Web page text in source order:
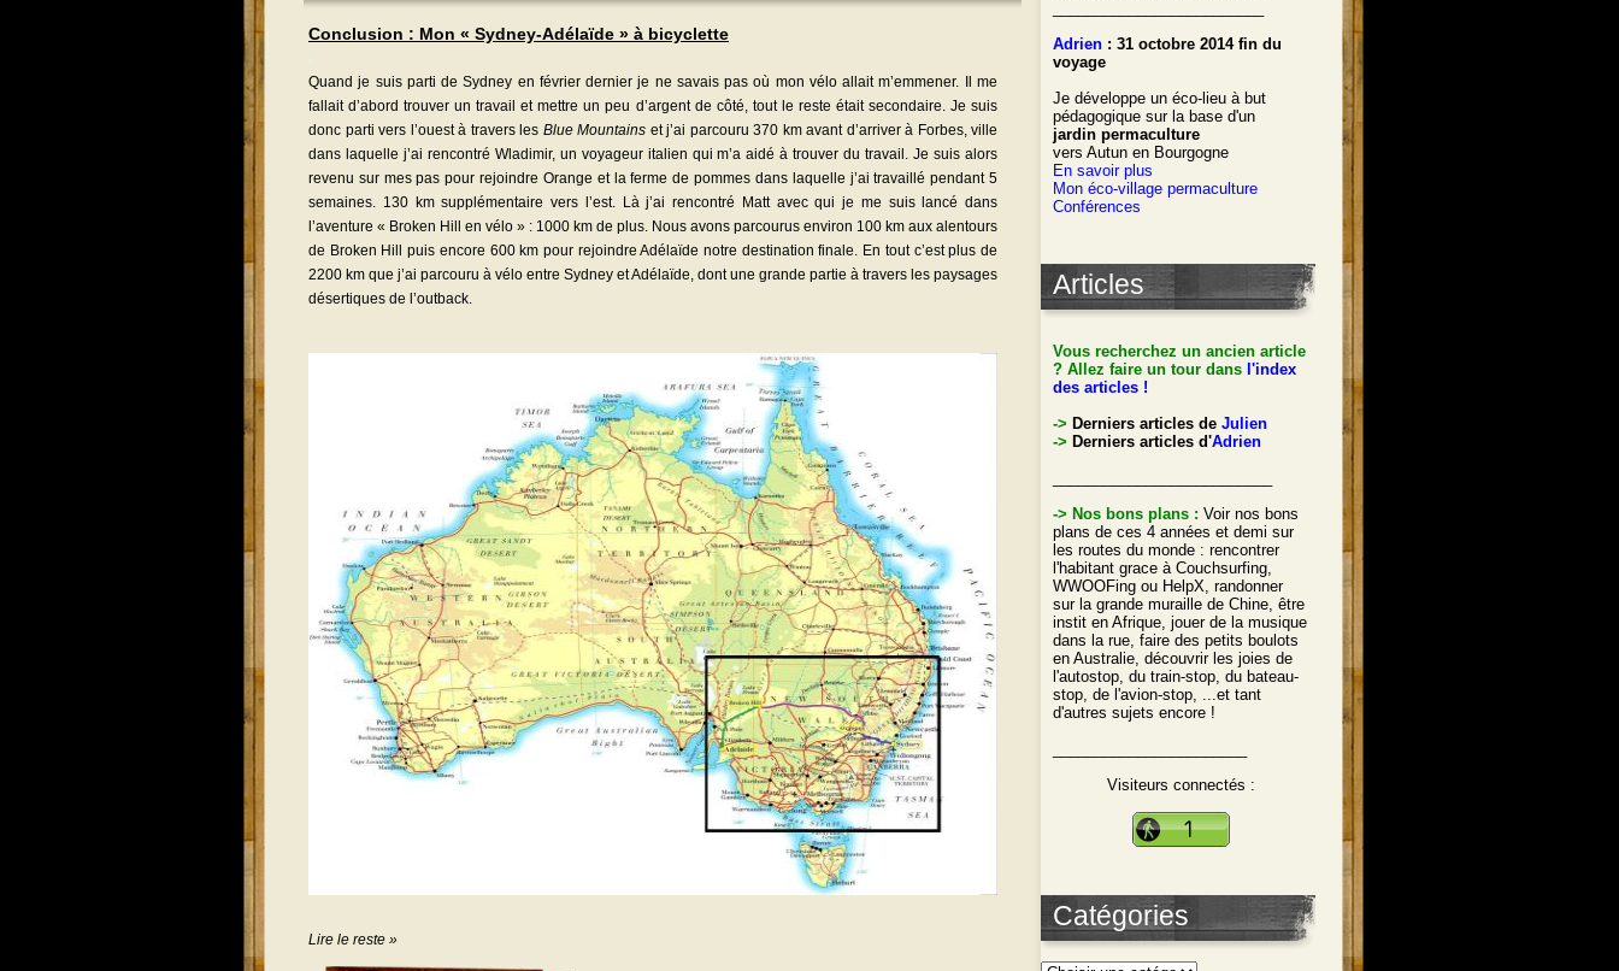
Conclusion : Mon « Sydney-Adélaïde » à bicyclette
.
Quand je suis parti de Sydney en février dernier je ne savais pas où mon vélo allait m’emmener. Il me
fallait d’abord trouver un travail et mettre un peu d’argent de côté, tout le reste était secondaire. Je suis
donc parti vers l’ouest à travers les Blue Mountains et j’ai parcouru 370 km avant d’arriver à Forbes, ville
dans laquelle j’ai rencontré Wladimir, un voyageur italien qui m’a aidé à trouver du travail. Je suis alors
revenu sur mes pas pour rejoindre Orange et la ferme de pommes dans laquelle j’ai travaillé pendant 5
semaines. 130 km supplémentaire vers l’est. Là j’ai rencontré Matt avec qui je me suis lancé dans
l’aventure « Broken Hill en vélo » : 1000 km de plus. Nous avons parcourus environ 100 km aux alentours
de Broken Hill puis encore 600 km pour rejoindre Adélaïde notre destination finale. En tout c’est plus de
2200 km que j’ai parcouru à vélo entre Sydney et Adélaïde, dont une grande partie à travers les paysages
désertiques de l’outback.
.
Lire le reste »
Adrien : 31 octobre 2014 fin du
voyage
Je développe un éco-lieu à but
pédagogique sur la base d'un
jardin permaculture
vers Autun en Bourgogne
En savoir plus
Mon éco-village permaculture
Conférences
Articles
Vous recherchez un ancien article
? Allez faire un tour dans l'index
des articles !
-> Derniers articles de Julien
-> Derniers articles d'Adrien
-> Nos bons plans : Voir nos bons
plans de ces 4 années et demi sur
les routes du monde : rencontrer
l'habitant grace à Couchsurfing,
WWOOFing ou HelpX, randonner
sur la grande muraille de Chine, être
instit en Afrique, jouer de la musique
dans la rue, faire des petits boulots
en Australie, découvrir les joies de
l'autostop, du train-stop, du bateau-
stop, de l'avion-stop, ...et tant
d'autres sujets encore !
Visiteurs connectés :
Catégories